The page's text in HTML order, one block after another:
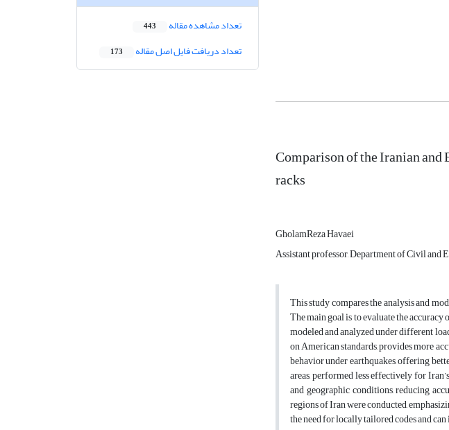
Comparison of the Iranian
racks
GholamReza Havaei
Assistant professor, Department of Civil
This study compares the analysis and
The main goal is to evaluate the
modeled and analyzed under different
on American standards, provides more
behavior under earthquakes, offering
areas, performed less effectively for
and geographic conditions, reducing
regions of Iran were conducted,
the need for locally tailored codes and
تعداد مشاهده مقاله 443
تعداد دریافت فایل اصل مقاله 173